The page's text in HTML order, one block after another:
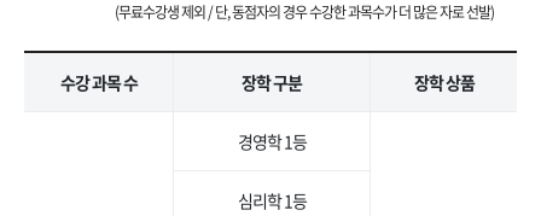
(무료수강생 제외 / 단, 동점자의 경우 수강한 과목수가 더 많은 자로 선발)
수강 과목 수 장학 구분 장학 상품
경영학 1등
심리학 1등